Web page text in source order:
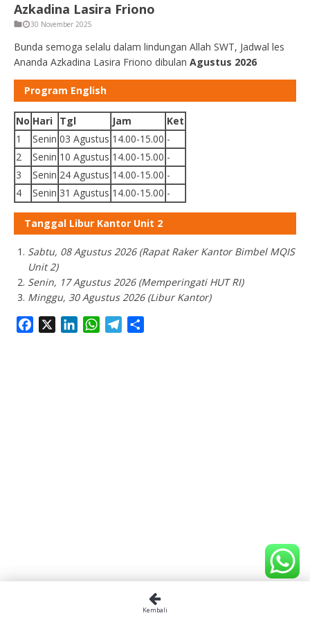
Azkadina Lasira Friono
30 November 2025
Bunda semoga selalu dalam lindungan Allah SWT, Jadwal les
Ananda Azkadina Lasira Friono dibulan Agustus 2026
Program English
No Hari Tgl Jam
Ket
1
Senin 03 Agustus 14.00-15.00 -
2
Senin 10 Agustus 14.00-15.00 -
3
Senin 24 Agustus 14.00-15.00 -
4
Senin 31 Agustus 14.00-15.00 -
Tanggal Libur Kantor Unit 2
Sabtu, 08 Agustus 2026 (Rapat Raker Kantor Bimbel MQIS
Unit 2)
Senin, 17 Agustus 2026 (Memperingati HUT RI)
Minggu, 30 Agustus 2026 (Libur Kantor)
Facebook LinkedInWhatsAppTelegram
Kembali